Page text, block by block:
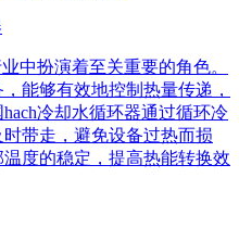
中扮演着至关重要的角色。
能够有效地控制热量传递，
冷却水循环器通过循环冷
带走，避免设备过热而损
度的稳定，提高热能转换效